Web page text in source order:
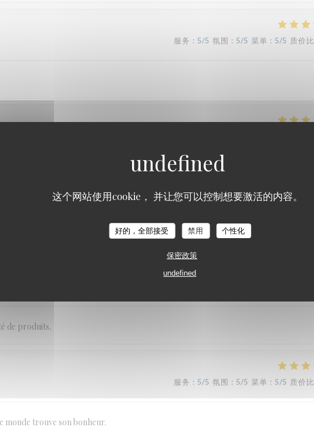
这个网站使用cookie， 并让您可以控制想要激活的内容。
好的，全部接受 禁用 个性化
保密政策
undefined
服务 : 5/5 氛围 : 5/5 菜单 : 5/5 质价比
bonne table, accueil chaleureux et service au top.
服务: 5/5 氛围: 4/5
de produits.
服务 : 5/5 氛围 : 5/5 菜单 : 5/5 质价比
monde trouve son bonheur.